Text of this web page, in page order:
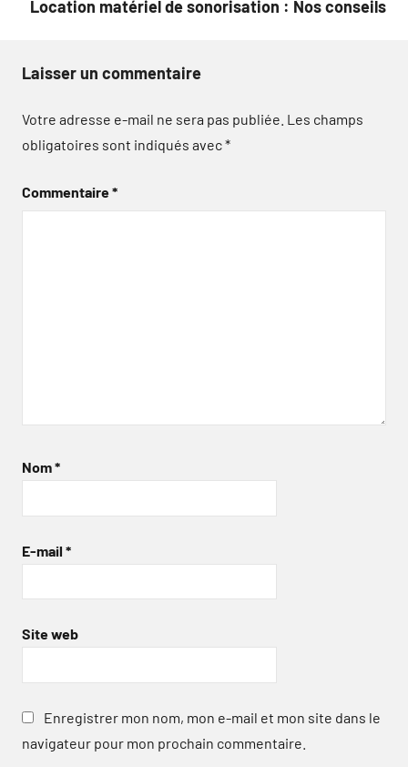
Location matériel de sonorisation : Nos conseils
Laisser un commentaire
Votre adresse e-mail ne sera pas publiée. Les champs
obligatoires sont indiqués avec*
Commentaire*
Nom*
E-mail *
Site web
Enregistrer mon nom, mon e-mail et mon site dans le
navigateur pour mon prochain commentaire.